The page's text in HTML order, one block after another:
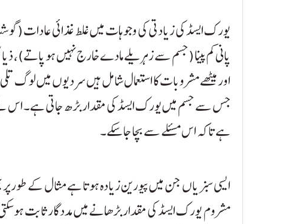
یورک ایسڈ کی زیادتی کی وجوہات میں غلط غذائی عادات
پانی کم پینا (جسم سے زہریلے مادے خارج نہیں ہو پاتے)،
اور میٹھے مشروبات کا استعمال شامل ہیں سردیوں میں لوگ
جس سے جسم میں یورک ایسڈ کی مقدار بڑھ جاتی ہے۔ اس
ہے تاکہ اس مسئلے سے بچا جا سکے۔
ایسی سبزیاں جن میں پیورین زیادہ ہوتا ہے مثال کے طور پر
مشروم یورک ایسڈ کی مقدار بڑھانے میں مددگار ثابت ہو